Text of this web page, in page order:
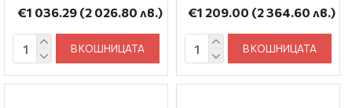
€1 036.29 (2 026.80 лв.)
В КОШНИЦАТА
€1 209.00 (2 364.60 лв.)
В КОШНИЦАТА